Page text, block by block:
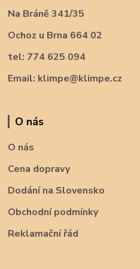
Na Bráně 341/35
Ochoz u Brna 664 02
tel: 774 625 094
Email: klimpe@klimpe.cz
O nás
O nás
Cena dopravy
Dodání na Slovensko
Obchodní podmínky
Reklamační řád